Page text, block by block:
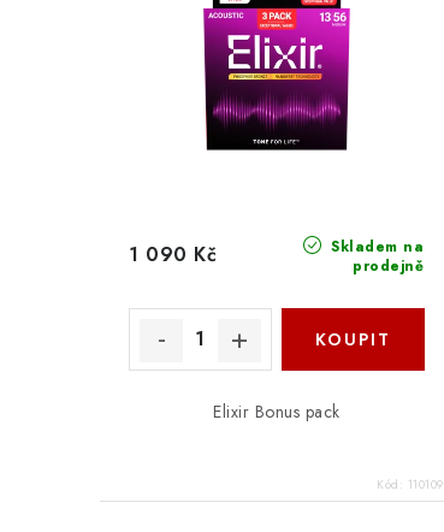
Skladem na
prodejně
1 090 Kč
Elixir Bonus pack
Kód: 110109